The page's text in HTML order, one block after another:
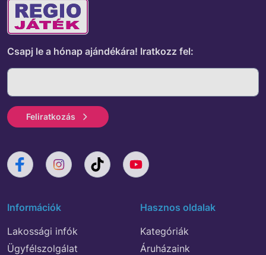
Csapj le a hónap ajándékára! Iratkozz fel:
Feliratkozás
Információk
Lakossági infók
Ügyfélszolgálat
Hasznos oldalak
Kategóriák
Áruházaink